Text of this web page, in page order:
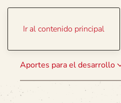
Ir al contenido principal
Aportes para el desarrollo